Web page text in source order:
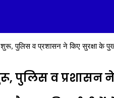
पुलिस व प्रशासन ने किए सुरक्षा के
पुलिस व प्रशासन